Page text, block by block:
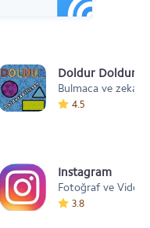
Doldur
Bulmaca ve zeka
4.5
Instagram
Fotoğraf ve Video
3.8